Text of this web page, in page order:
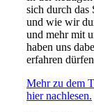
sich durch das
und wie wir
und mehr mit
haben uns
erfahren
Mehr zu dem
hier nachlesen.